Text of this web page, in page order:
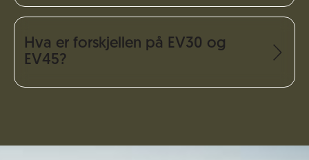
Hva er forskjellen på EV30 og
EV45?